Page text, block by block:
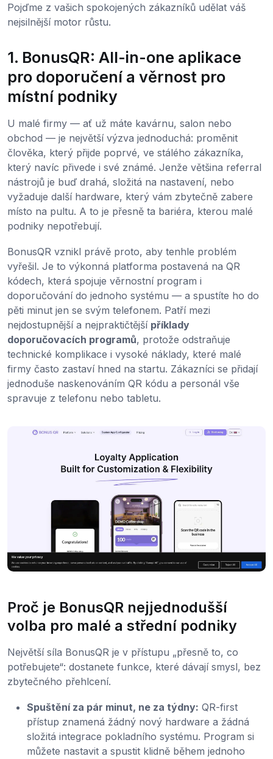
Pojďme z vašich spokojených zákazníků udělat váš
nejsilnější motor růstu.
1. BonusQR: All-in-one aplikace
pro doporučení a věrnost pro
místní podniky
U malé firmy — ať už máte kavárnu, salon nebo
obchod — je největší výzva jednoduchá: proměnit
člověka, který přijde poprvé, ve stálého zákazníka,
který navíc přivede i své známé. Jenže většina referral
nástrojů je buď drahá, složitá na nastavení, nebo
vyžaduje další hardware, který vám zbytečně zabere
místo na pultu. A to je přesně ta bariéra, kterou malé
podniky nepotřebují.
BonusQR vznikl právě proto, aby tenhle problém
vyřešil. Je to výkonná platforma postavená na QR
kódech, která spojuje věrnostní program i
doporučování do jednoho systému — a spustíte ho do
pěti minut jen se svým telefonem. Patří mezi
nejdostupnější a nejpraktičtější příklady
doporučovacích programů, protože odstraňuje
technické komplikace i vysoké náklady, které malé
firmy často zastaví hned na startu. Zákazníci se přidají
jednoduše naskenováním QR kódu a personál vše
spravuje z telefonu nebo tabletu.
Proč je BonusQR nejjednodušší
volba pro malé a střední podniky
Největší síla BonusQR je v přístupu „přesně to, co
potřebujete“: dostanete funkce, které dávají smysl, bez
zbytečného přehlcení.
Spuštění za pár minut, ne za týdny: QR-first
přístup znamená žádný nový hardware a žádná
složitá integrace pokladního systému. Program si
můžete nastavit a spustit klidně během jednoho